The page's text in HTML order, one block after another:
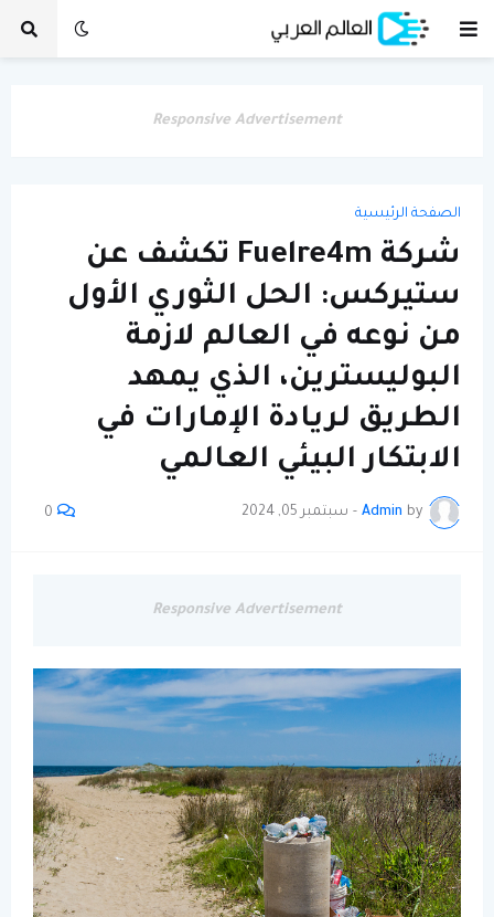
Responsive Advertisement
الصفحة الرئيسية
شركة Fuelre4m تكشف عن
ستيركس: الحل الثوري الأول
من نوعه في العالم لازمة
البوليسترين، الذي يمهد
الطريق لريادة الإمارات في
الابتكار البيئي العالمي
by
Admin
- سبتمبر 05, 2024 0
Responsive Advertisement